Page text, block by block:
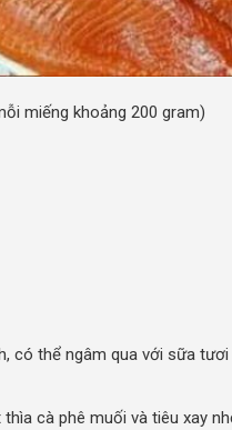
miếng khoảng 200 gram)
có thể ngâm qua với sữa
cà phê muối và tiêu xay